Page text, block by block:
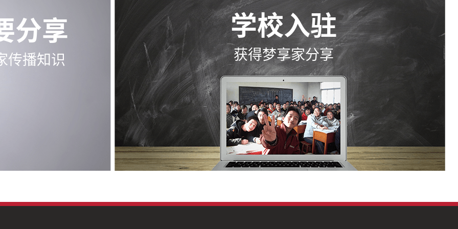
分享
传播知识
学校入驻
获得梦享家分享